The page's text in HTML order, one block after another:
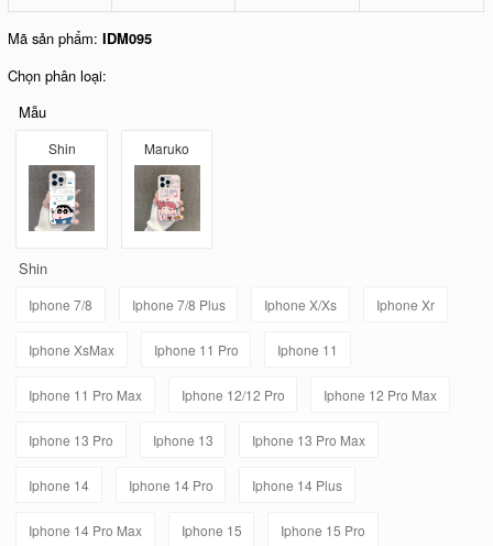
Mã sản phẩm:IDM095
Chọn phân loại:
Mẫu
Shin Maruko
Shin
Iphone 7/8 Iphone 7/8 Plus Iphone X/Xs Iphone Xr
Iphone XsMax Iphone 11 Pro Iphone 11
Iphone 11 Pro Max Iphone 12/12 Pro Iphone 12 Pro Max
Iphone 13 Pro Iphone 13 Iphone 13 Pro Max
Iphone 14 Iphone 14 Pro Iphone 14 Plus
Iphone 14 Pro Max Iphone 15 Iphone 15 Pro